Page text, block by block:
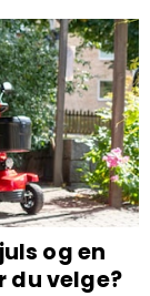
og en
du velge?